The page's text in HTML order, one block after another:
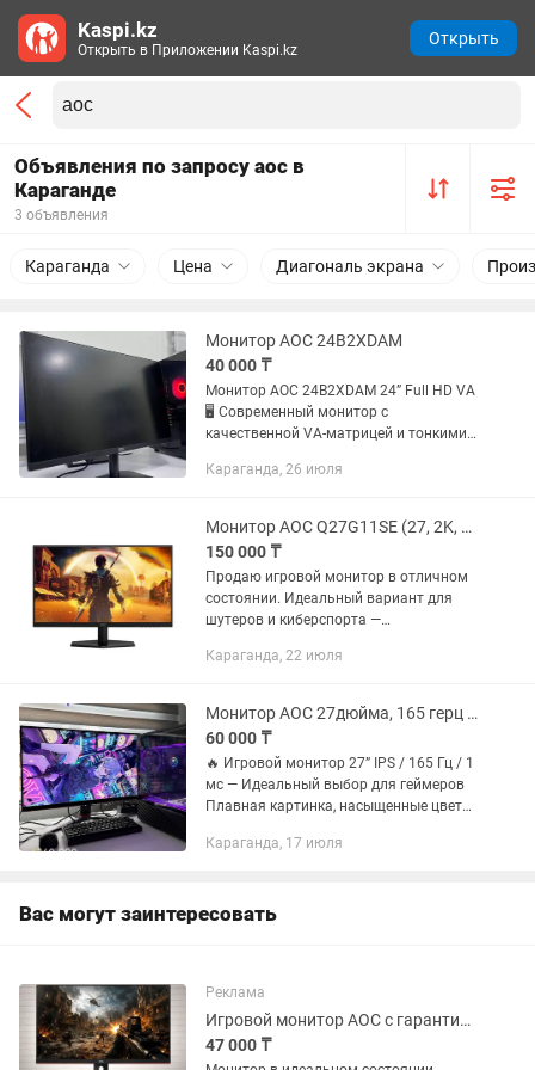
Объявления по запросу aoc в
Караганде
3 объявления
Караганда Цена Диагональ экрана
Монитор AOC 24B2XDAM
40 000 ₸
Монитор AOC 24B2XDAM 24” Full HD VA
🖥️ Современный монитор с
качественной VA-матрицей и тонкими
работы, учебы, просмотра фильмов и
Караганда, 26 июля
Монитор AOC Q27G11SE (27, 2K, 300Hz)
150 000 ₸
Продаю игровой монитор в отличном
состоянии. Идеальный вариант для
шутеров и киберспорта —
быстрый отклик. 📌 Характеристики: •
2560×1440...
Караганда, 22 июля
Монитор AOC 27дюйма, 165 герц с гарантией 1 месяц
60 000 ₸
🔥 Игровой монитор 27” IPS / 165 Гц / 1
мс — Идеальный выбор для геймеров
Плавная картинка, насыщенные цвета
нужно для комфортной игры и работы.
Караганда, 17 июля
Вас могут заинтересовать
Реклама
Игровой монитор AOC с гарантией и доставкой
47 000 ₸
Kaspi.kz
Открыть в Приложении Kaspi.kz
Открыть